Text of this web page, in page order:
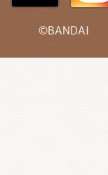
©BANDAI